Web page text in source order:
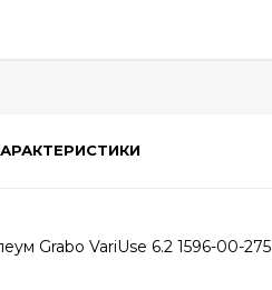
Grabo VariUse 6.2 1596-00-275